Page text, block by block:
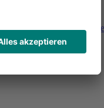
Sie haben Fragen,
Buchung?